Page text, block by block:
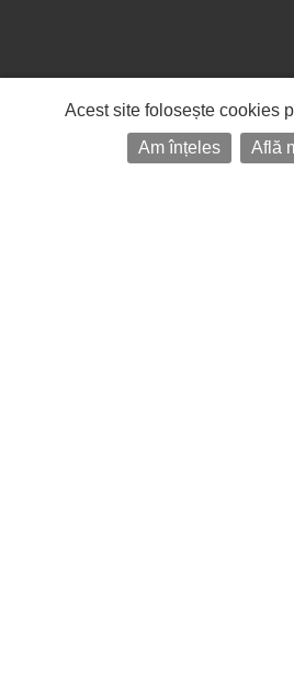
Acest site folosește cookies
Am înțeles
Află